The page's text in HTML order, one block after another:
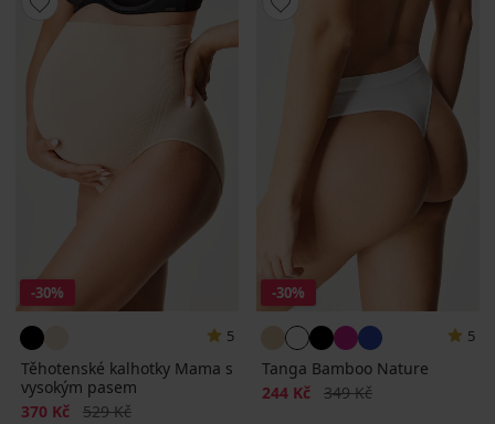
-30%
5
Těhotenské kalhotky Mama s
vysokým pasem
Sleva
370 Kč Původní cena
529 Kč
-30%
5
Tanga Bamboo Nature
Sleva
244 Kč Původní cena
349 Kč